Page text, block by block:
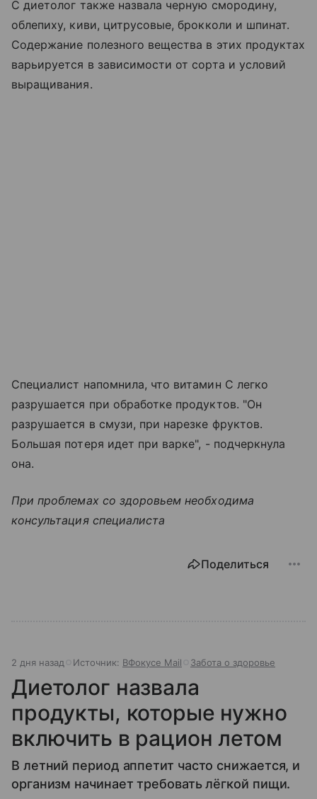
C диетолог также назвала черную смородину,
облепиху, киви, цитрусовые, брокколи и шпинат.
Содержание полезного вещества в этих продуктах
варьируется в зависимости от сорта и условий
выращивания.
Специалист напомнила, что витамин C легко
разрушается при обработке продуктов. "Он
разрушается в смузи, при нарезке фруктов.
Большая потеря идет при варке", - подчеркнула
она.
При проблемах со здоровьем необходима
консультация специалиста
Поделиться
2 дня назад Источник: ВФокусе Mail Забота о здоровье
Диетолог назвала
продукты, которые нужно
включить в рацион летом
В летний период аппетит часто снижается, и
организм начинает требовать лёгкой пищи.